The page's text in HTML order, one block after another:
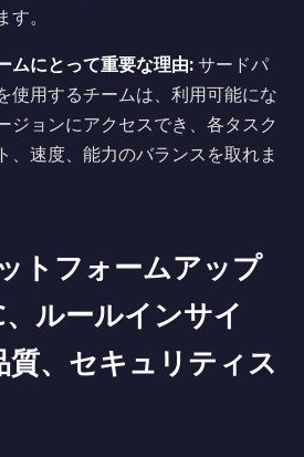
。
ムにとって重要な理由:サードパ
使用するチームは、利用可能にな
ジョンにアクセスでき、各タスク
、速度、能力のバランスを取れま
トフォームアップ
ルールインサイ
質、セキュリティス